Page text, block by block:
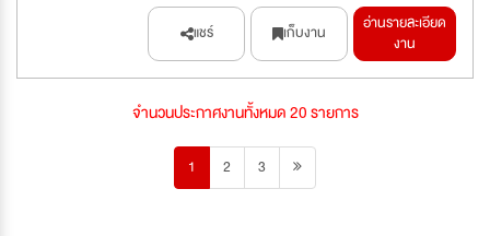
แชร์ เก็บงาน
อ่านรายละเอียด
งาน
จำนวนประกาศงานทั้งหมด 20 รายการ
1 2 3